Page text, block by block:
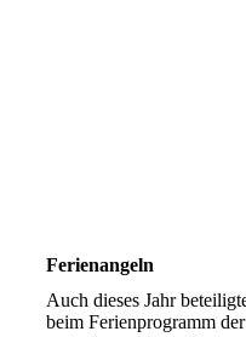
Ferienangeln
Auch dieses Jahr
beim Ferienprogramm